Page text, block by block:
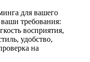
для вашего
требования:
восприятия,
удобство,
на